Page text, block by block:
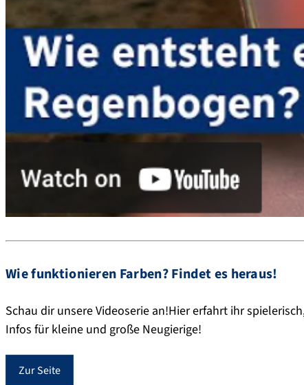
Wie funktionieren Farben? Findet es heraus!
Schau dir unsere Videoserie an!Hier erfahrt ihr
Infos für kleine und große Neugierige!
Zur Seite